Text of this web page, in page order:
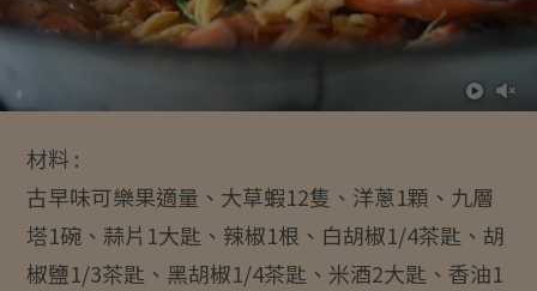
材料 :
古早味可樂果適量、大草蝦12隻、洋蔥1顆、九層
塔1碗、蒜片1大匙、辣椒1根、白胡椒1/4茶匙、胡
椒鹽1/3茶匙、黑胡椒1/4茶匙、米酒2大匙、香油1